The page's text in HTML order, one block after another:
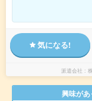
気になる!
派遣会社
興味が